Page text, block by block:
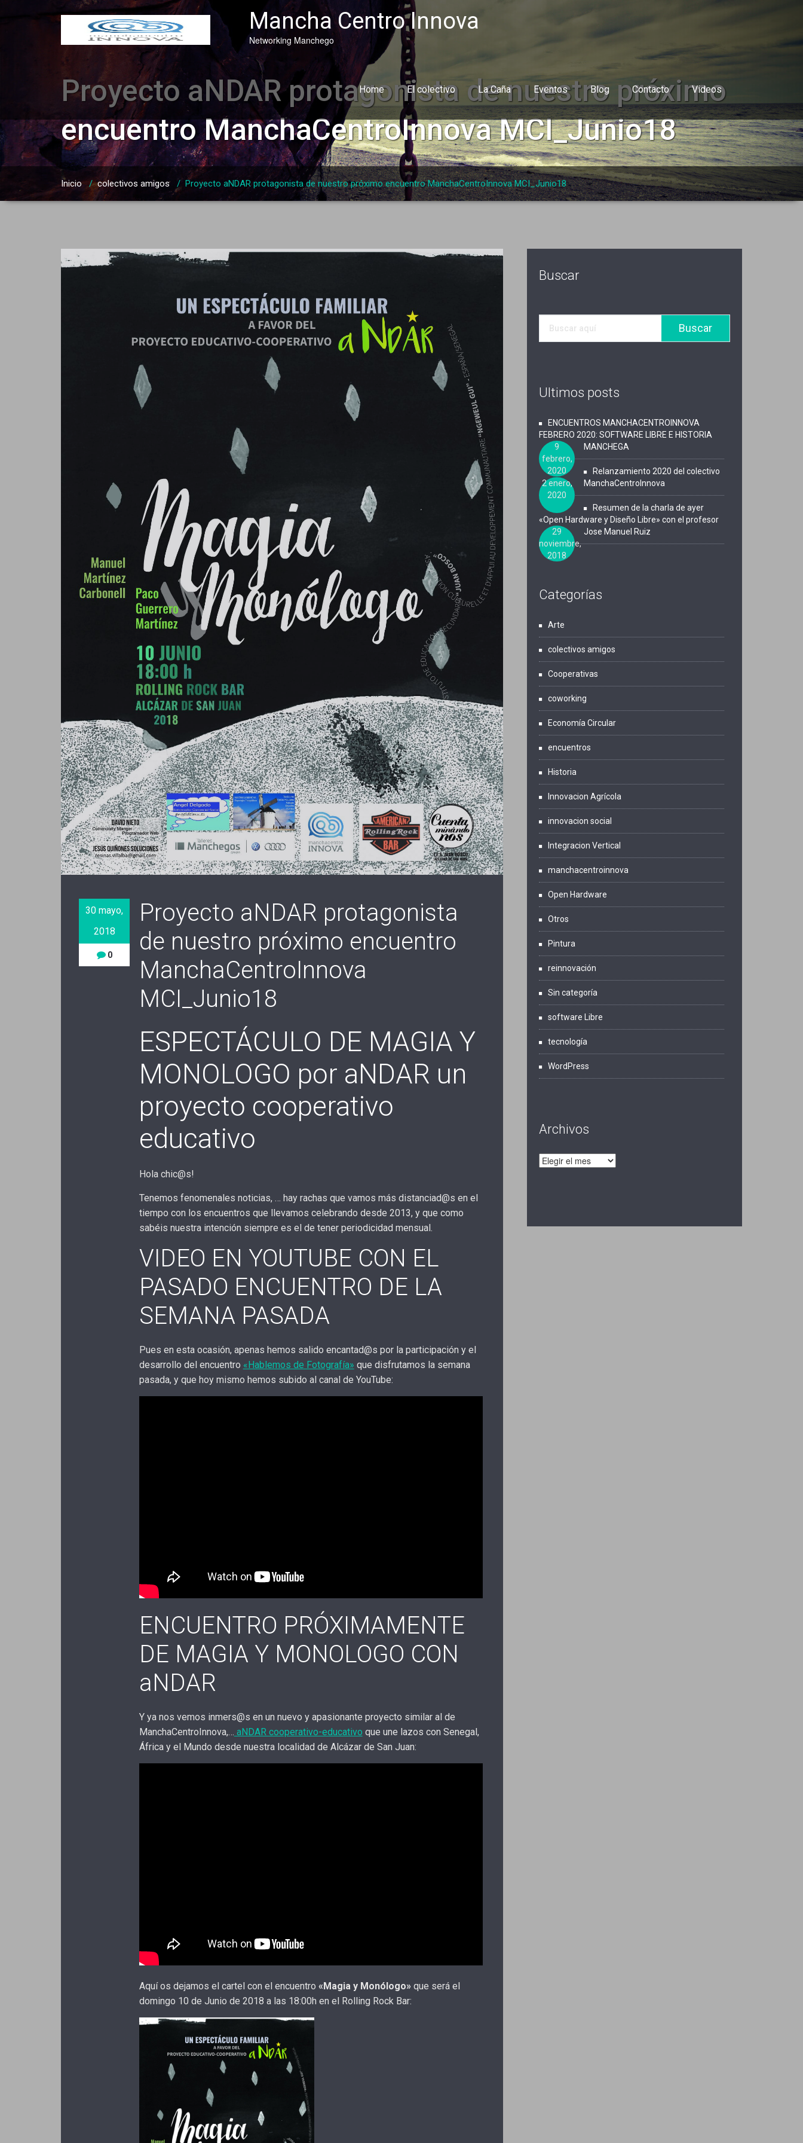
Mancha Centro Innova
Networking Manchego
Home El colectivo La Caña Eventos Blog Contacto Videos
Proyecto aNDAR protagonista de nuestro próximo
encuentro ManchaCentroInnova MCI_Junio18
Inicio/colectivos amigos/ Proyecto aNDAR protagonista de nuestro próximo encuentro ManchaCentroInnova MCI_Junio18
30 mayo,
2018
0
Proyecto aNDAR protagonista
de nuestro próximo encuentro
ManchaCentroInnova
MCI_Junio18
ESPECTÁCULO DE MAGIA Y
MONOLOGO por aNDAR un
proyecto cooperativo
educativo
Hola chic@s!
Tenemos fenomenales noticias, … hay rachas que vamos más distanciad@s en el
tiempo con los encuentros que llevamos celebrando desde 2013, y que como
sabéis nuestra intención siempre es el de tener periodicidad mensual.
VIDEO EN YOUTUBE CON EL
PASADO ENCUENTRO DE LA
SEMANA PASADA
Pues en esta ocasión, apenas hemos salido encantad@s por la participación y el
desarrollo del encuentro «Hablemos de Fotografía» que disfrutamos la semana
pasada, y que hoy mismo hemos subido al canal de YouTube:
ENCUENTRO PRÓXIMAMENTE
DE MAGIA Y MONOLOGO CON
aNDAR
Y ya nos vemos inmers@s en un nuevo y apasionante proyecto similar al de
ManchaCentroInnova,… aNDAR cooperativo-educativo que une lazos con Senegal,
África y el Mundo desde nuestra localidad de Alcázar de San Juan:
Aquí os dejamos el cartel con el encuentro «Magia y Monólogo»que será el
domingo 10 de Junio de 2018 a las 18:00h en el Rolling Rock Bar:
Buscar
Ultimos posts
ENCUENTROS MANCHACENTROINNOVA
FEBRERO 2020: SOFTWARE LIBRE E HISTORIA
MANCHEGA
9
febrero,
2020
Relanzamiento 2020 del colectivo
ManchaCentroInnova
2 enero,
2020
Resumen de la charla de ayer
«Open Hardware y Diseño Libre» con el profesor
Jose Manuel Ruiz
29
noviembre,
2018
Categorías
Arte
colectivos amigos
Cooperativas
coworking
Economía Circular
encuentros
Historia
Innovacion Agrícola
innovacion social
Integracion Vertical
manchacentroinnova
Open Hardware
Otros
Pintura
reinnovación
Sin categoría
software Libre
tecnología
WordPress
Archivos
Archivos